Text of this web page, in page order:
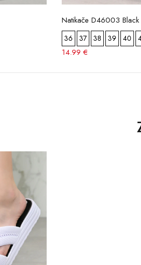
Natikače D46003 Black
36 37 38 39 40
14.99 €